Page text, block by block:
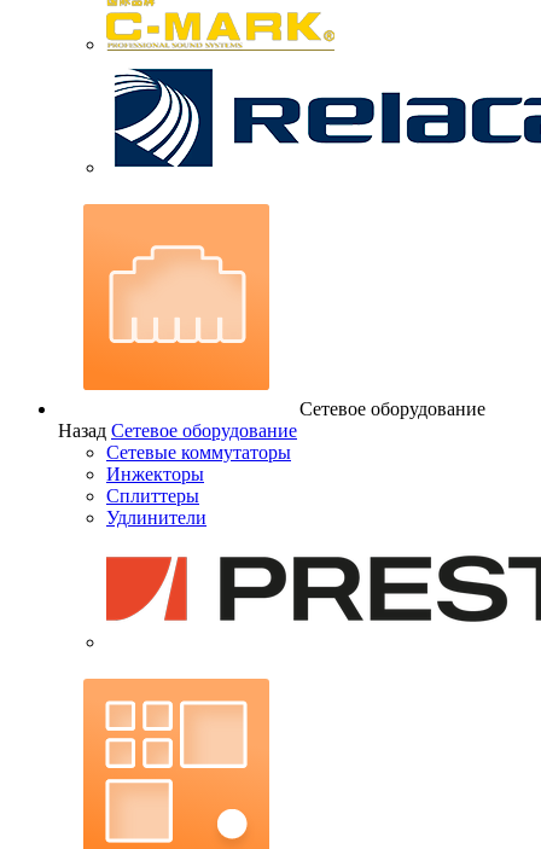
Сетевое оборудование
Назад Сетевое оборудование
Сетевые коммутаторы
Инжекторы
Сплиттеры
Удлинители